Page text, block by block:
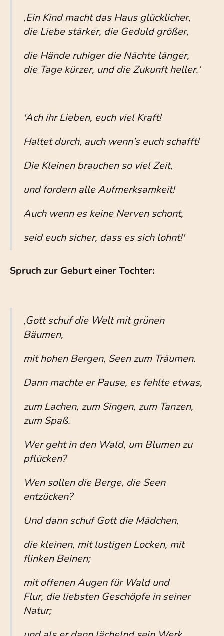
,Ein Kind macht das Haus glücklicher,
die Liebe stärker, die Geduld größer,
die Hände ruhiger die Nächte länger,
die Tage kürzer, und die Zukunft heller.‘
'Ach ihr Lieben, euch viel Kraft!
Haltet durch, auch wenn’s euch schafft!
Die Kleinen brauchen so viel Zeit,
und fordern alle Aufmerksamkeit!
Auch wenn es keine Nerven schont,
seid euch sicher, dass es sich lohnt!'
Spruch zur Geburt einer Tochter:
,Gott schuf die Welt mit grünen
Bäumen,
mit hohen Bergen, Seen zum Träumen.
Dann machte er Pause, es fehlte etwas,
zum Lachen, zum Singen, zum Tanzen,
zum Spaß.
Wer geht in den Wald, um Blumen zu
pflücken?
Wen sollen die Berge, die Seen
entzücken?
Und dann schuf Gott die Mädchen,
die kleinen, mit lustigen Locken, mit
flinken Beinen;
mit offenen Augen für Wald und
Flur, die liebsten Geschöpfe in seiner
Natur;